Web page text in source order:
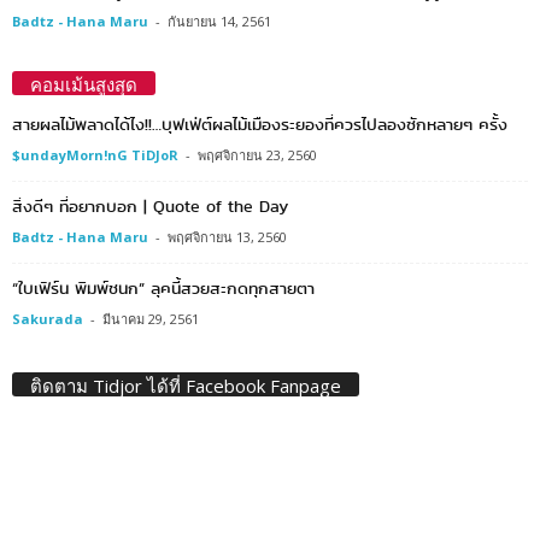
Badtz - Hana Maru - กันยายน 14, 2561
คอมเม้นสูงสุด
สายผลไม้พลาดได้ไง!!…บุฟเฟ่ต์ผลไม้เมืองระยองที่ควรไปลองซักหลายๆ ครั้ง
$undayMorn!nG TiDJoR - พฤศจิกายน 23, 2560
สิ่งดีๆ ที่อยากบอก | Quote of the Day
Badtz - Hana Maru - พฤศจิกายน 13, 2560
“ใบเฟิร์น พิมพ์ชนก” ลุคนี้สวยสะกดทุกสายตา
Sakurada - มีนาคม 29, 2561
ติดตาม Tidjor ได้ที่ Facebook Fanpage